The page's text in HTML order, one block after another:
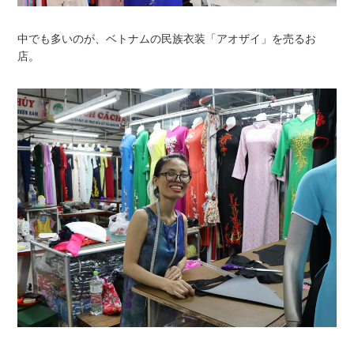
中でも多いのが、ベトナムの民族衣装「アオザイ」を売るお
店。